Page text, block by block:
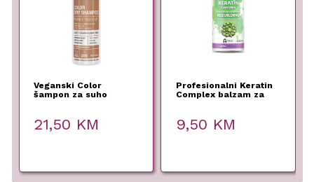
Veganski Color
šampon za suho
21,50 KM
Profesionalni Keratin
Complex balzam za
9,50 KM